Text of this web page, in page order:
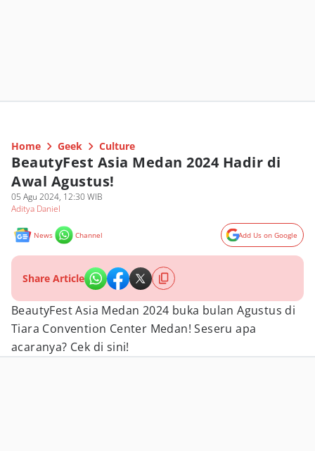
Home Geek Culture
BeautyFest Asia Medan 2024 Hadir di
Awal Agustus!
05 Agu 2024, 12:30 WIB
Aditya Daniel
News Channel Add Us on Google
Share Article
BeautyFest Asia Medan 2024 buka bulan Agustus di
Tiara Convention Center Medan! Seseru apa
acaranya? Cek di sini!